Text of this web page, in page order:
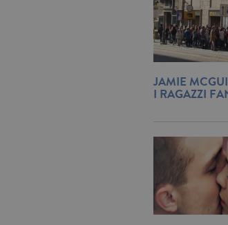
JAMIE
I RAGAZZI